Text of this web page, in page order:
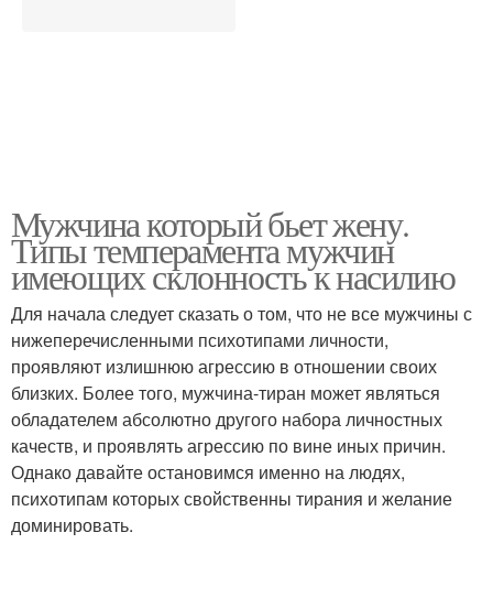
Мужчина который бьет жену.
Типы темперамента мужчин
имеющих склонность к насилию
Для начала следует сказать о том, что не все мужчины с
нижеперечисленными психотипами личности,
проявляют излишнюю агрессию в отношении своих
близких. Более того, мужчина-тиран может являться
обладателем абсолютно другого набора личностных
качеств, и проявлять агрессию по вине иных причин.
Однако давайте остановимся именно на людях,
психотипам которых свойственны тирания и желание
доминировать.